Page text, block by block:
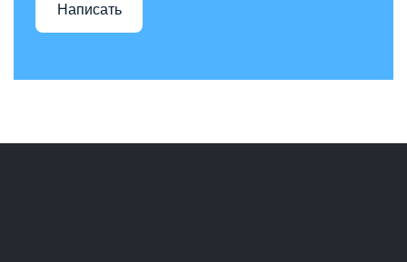
Написать